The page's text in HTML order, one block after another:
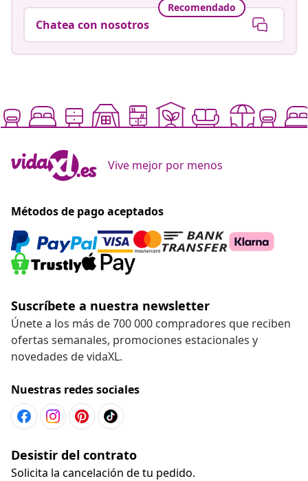
Recomendado
Chatea con nosotros
Vive mejor por menos
Métodos de pago aceptados
Suscríbete a nuestra newsletter
Únete a los más de 700 000 compradores que reciben
ofertas semanales, promociones estacionales y
novedades de vidaXL.
Nuestras redes sociales
Desistir del contrato
Solicita la cancelación de tu pedido.